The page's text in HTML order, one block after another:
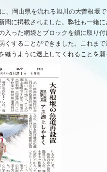
、岡山県を流れる旭川の大曽根堰
聞に掲載されました。弊社も一緒
入った網袋とブロックを鎖に取り
くすることができました。これま
縫うように遡上してくれることを願